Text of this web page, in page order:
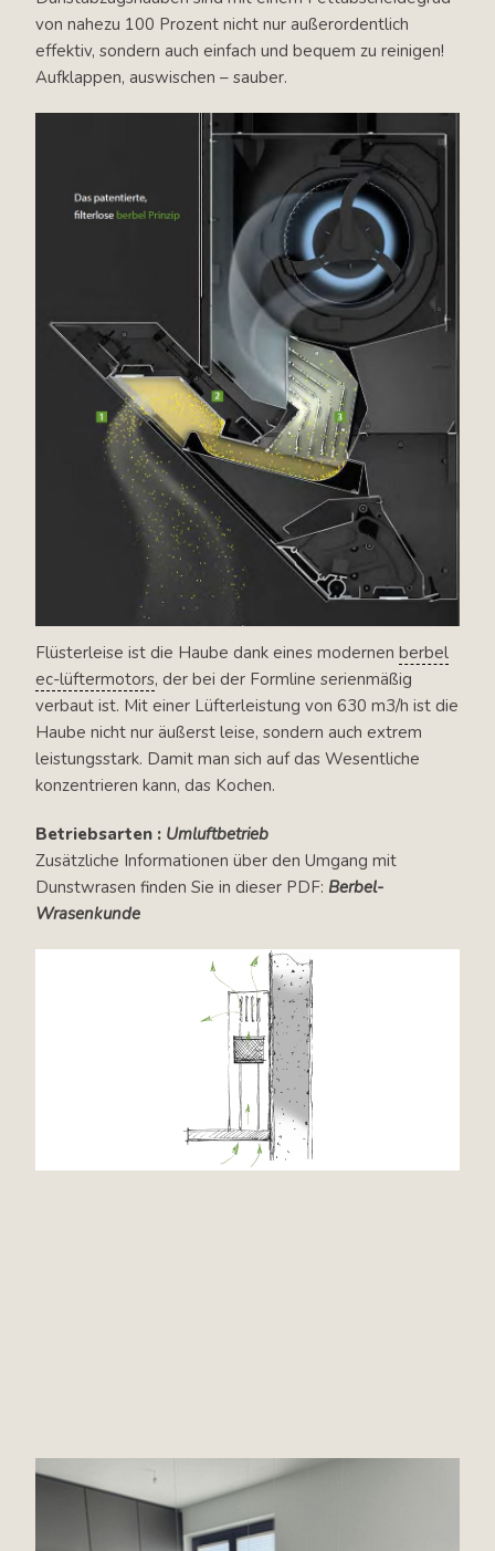
von nahezu 100 Prozent nicht nur außerordentlich
effektiv, sondern auch einfach und bequem zu reinigen!
Aufklappen, auswischen – sauber.
Flüsterleise ist die Haube dank eines modernen berbel
ec-lüftermotors, der bei der Formline serienmäßig
verbaut ist. Mit einer Lüfterleistung von 630 m3/h ist die
Haube nicht nur äußerst leise, sondern auch extrem
leistungsstark. Damit man sich auf das Wesentliche
konzentrieren kann, das Kochen.
Betriebsarten : Umluftbetrieb
Zusätzliche Informationen über den Umgang mit
Dunstwrasen finden Sie in dieser PDF: Berbel-
Wrasenkunde